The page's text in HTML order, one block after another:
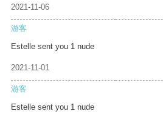
2021-11-06
游客
Estelle sent you 1 nude
2021-11-01
游客
Estelle sent you 1 nude